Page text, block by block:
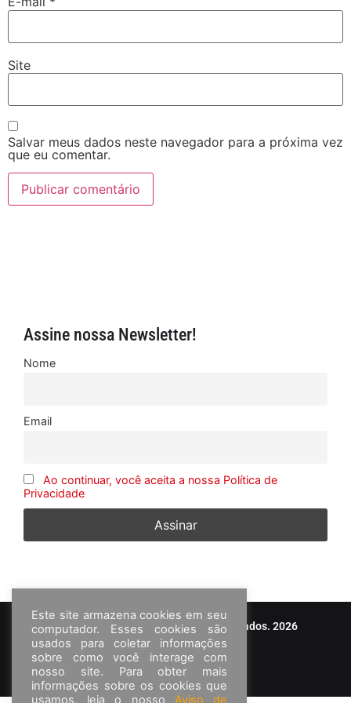
Site
Salvar meus dados neste navegador para a próxima vez
que eu comentar.
Assine nossa Newsletter!
Nome
Email
Ao continuar, você aceita a nossa Política de
Privacidade
© Frota&Cia - Todos os direitos reservados. 2026
Este site armazena cookies em seu
computador. Esses cookies são
usados para coletar informações
sobre como você interage com
nosso site. Para obter mais
informações sobre os cookies que
usamos, leia o nosso Aviso de